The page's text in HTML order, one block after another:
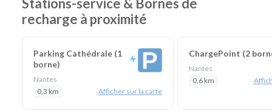
recharge à proximité
Parking Cathédrale (1
borne)
Nantes
0,3 km
Afficher sur la carte
ChargePoint (2
Nantes
0,6 km